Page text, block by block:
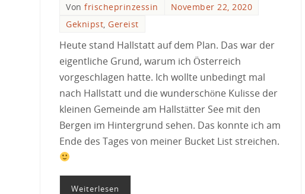
Von frischeprinzessin
November 22, 2020
Geknipst Gereist
Heute stand Hallstatt auf dem Plan. Das war der
eigentliche Grund, warum ich Österreich
vorgeschlagen hatte. Ich wollte unbedingt mal
nach Hallstatt und die wunderschöne Kulisse der
kleinen Gemeinde am Hallstätter See mit den
Bergen im Hintergrund sehen. Das konnte ich am
Ende des Tages von meiner Bucket List streichen.
Weiterlesen